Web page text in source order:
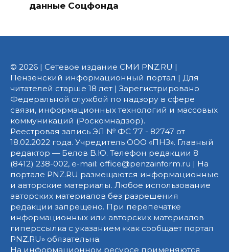
данные Соцфонда
© 2026 | Сетевое издание СМИ PNZ.RU |
Пензенский информационный портал | Для
читателей старше 18 лет | Зарегистрировано
Федеральной службой по надзору в сфере
связи, информационных технологий и массовых
коммуникаций (Роскомнадзор).
Реестровая запись ЭЛ № ФС 77 - 82747 от
18.02.2022 года. Учредитель ООО «ПНЗ». Главный
редактор — Белов В.Ю. Телефон редакции 8
(8412) 238-002, e-mail: office@penzainform.ru | На
портале PNZ.RU размещаются информационные
и авторские материалы. Любое использование
авторских материалов без разрешения
редакции запрещено. При перепечатке
информационных или авторских материалов
гиперссылка с указанием «как сообщает портал
PNZ.RU» обязательна.
На информационном ресурсе применяются